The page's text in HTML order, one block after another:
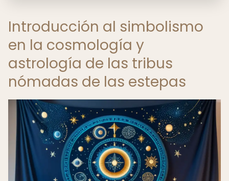
Introducción al simbolismo
en la cosmología y
astrología de las tribus
nómadas de las estepas